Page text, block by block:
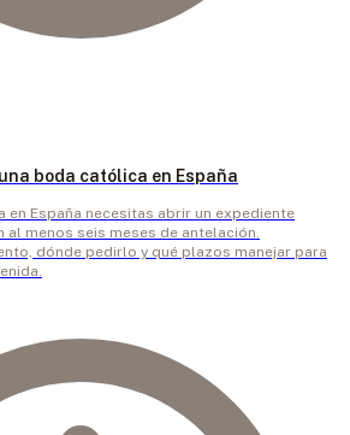
boda católica en España
en España necesitas abrir un expediente
menos seis meses de antelación.
dónde pedirlo y qué plazos manejar para